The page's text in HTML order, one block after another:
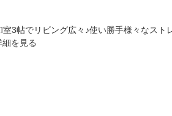
室3帖でリビング広々♪使い勝手様々なス
を見る